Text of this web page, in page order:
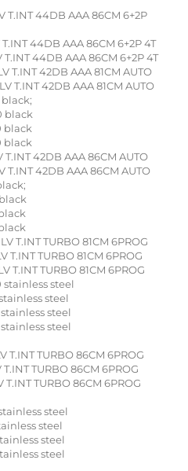
T.INT 44DB AAA 86CM 6+2P
T.INT 44DB AAA 86CM 6+2P 4T
T.INT 44DB AAA 86CM 6+2P 4T
T.INT 42DB AAA 81CM AUTO
T.INT 42DB AAA 81CM AUTO
black
black
black
T.INT 42DB AAA 86CM AUTO
T.INT 42DB AAA 86CM AUTO
T.INT TURBO 81CM 6PROG
T.INT TURBO 81CM 6PROG
T.INT TURBO 81CM 6PROG
steel
steel
steel
steel
T.INT TURBO 86CM 6PROG
T.INT TURBO 86CM 6PROG
T.INT TURBO 86CM 6PROG
steel
steel
steel
steel